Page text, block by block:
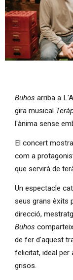
Buhos arriba a
gira musical
l'ànima sense
El concert
com a
que servirà de
Un espectacle
seus grans èxits
direcció,
Buhos
de fer d'aquest
felicitat, ideal per
grisos.